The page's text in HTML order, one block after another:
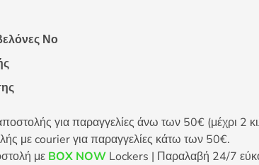
Νο
για παραγγελίες άνω των 50€ (μέχρι 2
με courier για παραγγελίες κάτω των 50€.
με BOX NOW Lockers | Παραλαβή 24/7